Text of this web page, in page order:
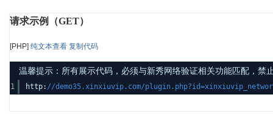
请求示例（GET）
[PHP] 纯文本查看 复制代码
温馨提示：所有展示代码，必须与新秀网络验证相关功能匹配，
1 http: //demo35.xinxiuvip.com/